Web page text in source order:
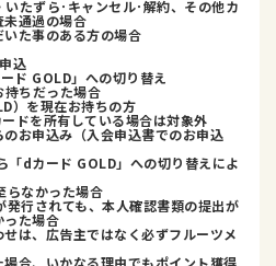
たずら･キャンセル･解約、その他カ
未通過の場合
た事のある方の場合
込
ド GOLD」への切り替え
ちだった場合
）を現在お持ちの方
ドを所有している場合は対象外
お申込み（入会申込書でのお申込
dカード GOLD」への切り替えによ
なかった場合
行されても、本人確認書類の提出が
った場合
は、広告主ではなく必ずフルーツメ
合、いかなる理由でもポイント獲得